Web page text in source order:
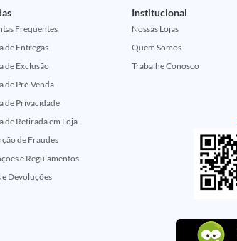
Frequentes
de Entregas
de Exclusão
de Pré-Venda
de Privacidade
de Retirada em Loja
de Fraudes
e Regulamentos
e Devoluções
Institucional
Nossas Lojas
Quem Somos
Trabalhe Conosco